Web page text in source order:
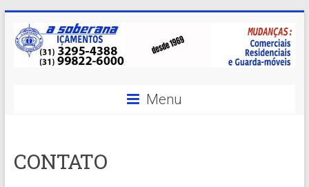
content
A
Menu
CONTATO